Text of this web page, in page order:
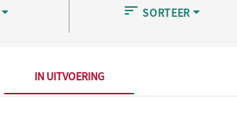
SORTEER
IN UITVOERING